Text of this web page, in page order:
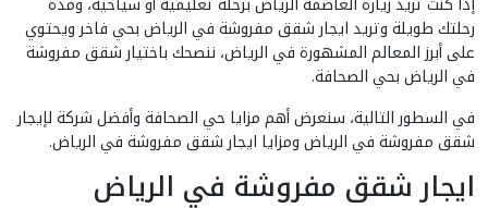
إذا كنت تريد زيارة العاصمة الرياض برحلة تعليمية أو سياحية، ومدة
رحلتك طويلة وتريد ايجار شقق مفروشة في الرياض بحي فاخر ويحتوي
على أبرز المعالم المشهورة في الرياض، ننصحك باختيار شقق مفروشة
في الرياض بحي الصحافة.
في السطور التالية، سنعرض أهم مزايا حي الصحافة وأفضل شركة لإيجار
شقق مفروشة في الرياض ومزايا ايجار شقق مفروشة في الرياض.
ايجار شقق مفروشة في الرياض